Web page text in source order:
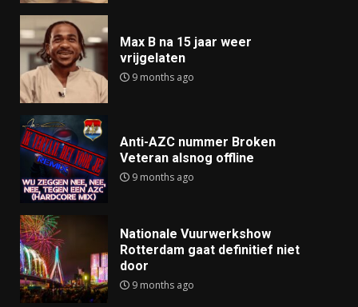
Max B na 15 jaar weer
vrijgelaten
9 months ago
Anti-AZC nummer Broken
Veteran alsnog offline
9 months ago
Nationale Vuurwerkshow
Rotterdam gaat definitief niet
door
9 months ago